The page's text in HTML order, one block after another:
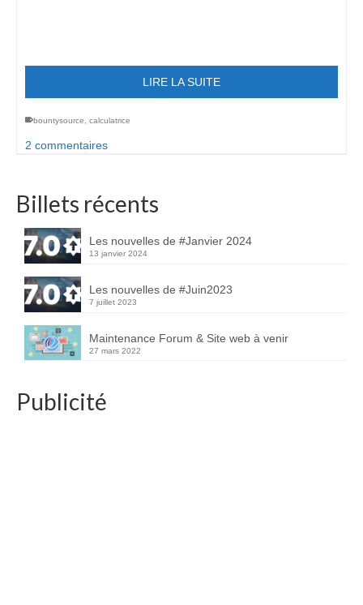
LIRE LA SUITE
bountysource calculatrice
2 commentaires
Billets récents
Les nouvelles de #Janvier 2024
13 janvier 2024
Les nouvelles de #Juin2023
7 juillet 2023
Maintenance Forum & Site web à venir
27 mars 2022
Publicité